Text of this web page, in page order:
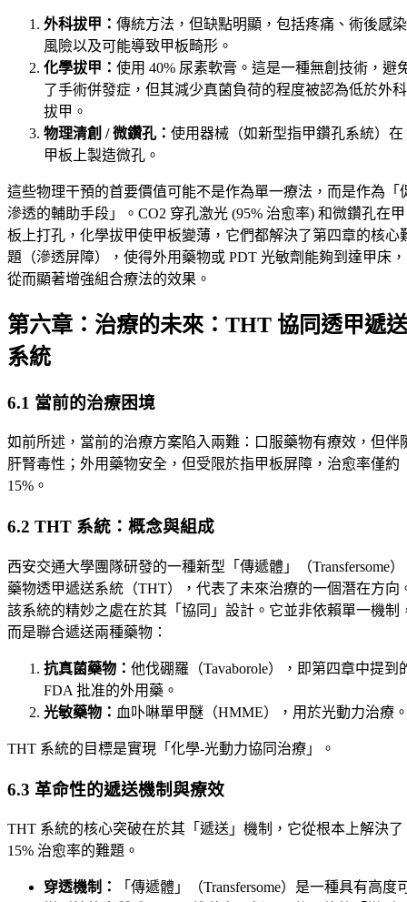
外科拔甲： 傳統方法，但缺點明顯，包括疼痛、術後感染
風險以及可能導致甲板畸形。
化學拔甲： 使用 40% 尿素軟膏。這是一種無創技術，避
了手術併發症，但其減少真菌負荷的程度被認為低於外科
拔甲。
物理清創 / 微鑽孔： 使用器械（如新型指甲鑽孔系統）在
甲板上製造微孔。
這些物理干預的首要價值可能不是作為單一療法，而是作為「
滲透的輔助手段」。CO2 穿孔激光 (95% 治愈率) 和微鑽孔在甲
板上打孔，化學拔甲使甲板變薄，它們都解決了第四章的核心
題（滲透屏障），使得外用藥物或 PDT 光敏劑能夠到達甲床，
從而顯著增強組合療法的效果。
第六章：治療的未來：THT 協同透甲遞送
系統
6.1 當前的治療困境
如前所述，當前的治療方案陷入兩難：口服藥物有療效，但伴
肝腎毒性；外用藥物安全，但受限於指甲板屏障，治愈率僅約
15%。
6.2 THT 系統：概念與組成
西安交通大學團隊研發的一種新型「傳遞體」（Transfersome）
藥物透甲遞送系統（THT），代表了未來治療的一個潛在方向
該系統的精妙之處在於其「協同」設計。它並非依賴單一機制
而是聯合遞送兩種藥物：
抗真菌藥物： 他伐硼羅（Tavaborole），即第四章中提到
FDA 批准的外用藥。
光敏藥物： 血卟啉單甲醚（HMME），用於光動力治療
THT 系統的目標是實現「化學-光動力協同治療」。
6.3 革命性的遞送機制與療效
THT 系統的核心突破在於其「遞送」機制，它從根本上解決了
15% 治愈率的難題。
穿透機制：
「傳遞體」（Transfersome）是一種具有高度